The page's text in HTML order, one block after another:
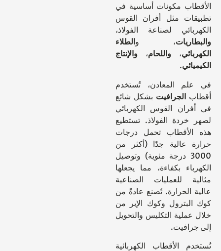
مكونات أساسية في
مثل أفران القوس
لصناعة الفولاذ،
، و
،واللحام ،والإنتاج
.
المعادن، تُستخدم
الجرافيتبشكل شائع
القوس الكهربائي
الفولاذ. تستطيع
تحمل درجات
عالية جدًا (أكثر من
3000 درجة مئوية) وتوصيل
بكفاءة، مما يجعلها
للعمليات الصناعية
الحرارة. تُصنع عادةً من
وكوك الإبر من
التكليس والتحويل
الأقطاب الكهربائية